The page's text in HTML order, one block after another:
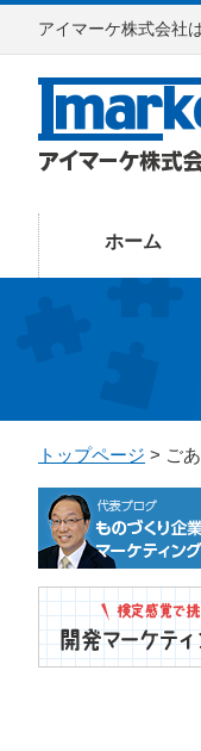
アイマーケ株式会社
ホーム
トップページ > ご